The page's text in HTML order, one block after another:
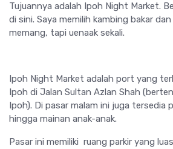
Tujuannya adalah Ipoh Night Market.
di sini. Saya memilih kambing bakar
memang, tapi uenaak sekali.
Ipoh Night Market adalah port yang
Ipoh di Jalan Sultan Azlan Shah
Ipoh). Di pasar malam ini juga tersedia
hingga mainan anak-anak.
Pasar ini memiliki ruang parkir yang